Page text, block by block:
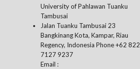
University of Pahlawan Tuanku
Tambusai
Jalan Tuanku Tambusai 23
Bangkinang Kota, Kampar, Riau
Regency, Indonesia Phone +62 822
7127 9237
Email :